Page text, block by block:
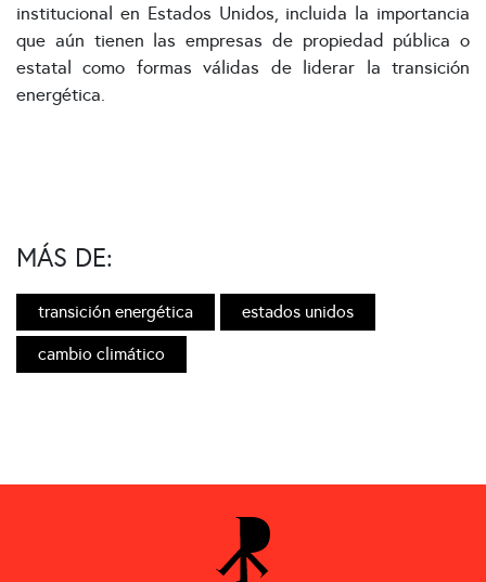
institucional en Estados Unidos, incluida la importancia
que aún tienen las empresas de propiedad pública o
estatal como formas válidas de liderar la transición
energética.
MÁS DE:
transición energética estados unidos
cambio climático